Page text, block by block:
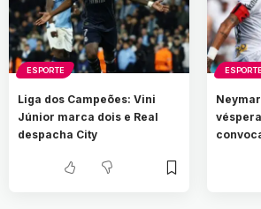
ESPORTE
Liga dos Campeões: Vini
Júnior marca dois e Real
despacha City
ESPORTE